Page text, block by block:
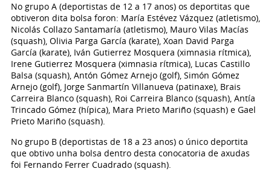
No grupo A (deportistas de 12 a 17 anos) os deportitas que
obtiveron dita bolsa foron: María Estévez Vázquez (atletismo),
Nicolás Collazo Santamaría (atletismo), Mauro Vilas Macías
(squash), Olivia Parga García (karate), Xoan David Parga
García (karate), Iván Gutierrez Mosquera (ximnasia rítmica),
Irene Gutierrez Mosquera (ximnasia rítmica), Lucas Castillo
Balsa (squash), Antón Gómez Arnejo (golf), Simón Gómez
Arnejo (golf), Jorge Sanmartín Villanueva (patinaxe), Brais
Carreira Blanco (squash), Roi Carreira Blanco (squash), Antía
Trincado Gómez (hípica), Mara Prieto Mariño (squash) e Gael
Prieto Mariño (squash).
No grupo B (deportistas de 18 a 23 anos) o único deportita
que obtivo unha bolsa dentro desta conocatoria de axudas
foi Fernando Ferrer Cuadrado (squash).